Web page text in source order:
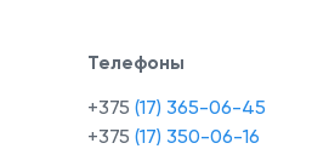
Телефоны
+375 (17) 365-06-45
+375 (17) 350-06-16